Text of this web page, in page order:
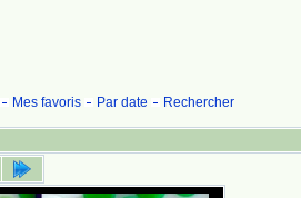
Mes favoris Par date Rechercher